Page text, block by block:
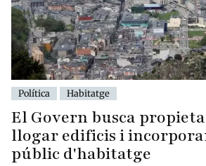
Política Habitatge
El Govern busca
llogar edificis i
públic d'habitatge